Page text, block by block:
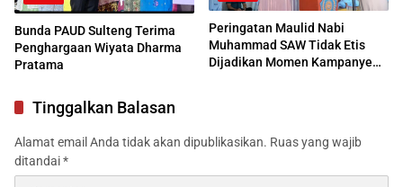
Bunda PAUD Sulteng Terima
Penghargaan Wiyata Dharma
Pratama
Peringatan Maulid Nabi
Muhammad SAW Tidak Etis
Dijadikan Momen Kampanye
Tinggalkan Balasan
Alamat email Anda tidak akan dipublikasikan. Ruas yang wajib
ditandai*